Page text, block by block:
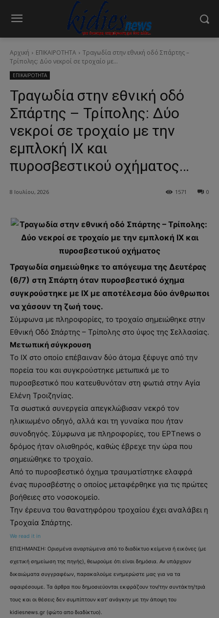
Αρχική ΕΠΙΚΑΙΡΟΤΗΤΑ
Τραγωδία στην εθνική οδό Σπάρτης –
Τρίπολης: Δύο νεκροί σε τροχαίο με...
ΕΠΙΚΑΙΡΟΤΗΤΑ
Τραγωδία στην εθνική οδό
Σπάρτης – Τρίπολης: Δύο
νεκροί σε τροχαίο με την
εμπλοκή ΙΧ και
πυροσβεστικού οχήματος…
8 Ιουλίου, 2026 0
1571
Τραγωδία σημειώθηκε το απόγευμα της Δευτέρας
(6/7) στη Σπάρτη όταν πυροσβεστικό όχημα
συγκρούστηκε με ΙΧ με αποτέλεσμα δύο άνθρωποι
να χάσουν τη ζωή τους.
Σύμφωνα με πληροφορίες, το τροχαίο σημειώθηκε στην
Εθνική Οδό Σπάρτης – Τρίπολης στο ύψος της Σελλασίας.
Μετωπική σύγκρουση
Το ΙΧ στο οποίο επέβαιναν δύο άτομα ξέφυγε από την
πορεία του και συγκρούστηκε μετωπικά με το
πυροσβεστικό που κατευθυνόταν στη φωτιά στην Αγία
Ελένη Τροιζηνίας.
Τα σωστικά συνεργεία απεγκλώβισαν νεκρό τον
ηλικιωμένο οδηγό, αλλά και τη γυναίκα που ήταν
συνοδηγός. Σύμφωνα με πληροφορίες, του ΕΡΤnews ο
δρόμος ήταν ολισθηρός, καθώς έβρεχε την ώρα που
σημειώθηκε το τροχαίο.
Από το πυροσβεστικό όχημα τραυματίστηκε ελαφρά
ένας πυροσβέστης ο οποίος μεταφέρθηκε για τις πρώτες
βοήθειες στο νοσοκομείο.
Την έρευνα του θανατηφόρου τροχαίου έχει αναλάβει η
Τροχαία Σπάρτης.
We read it in
ΕΠΙΣΗΜΑΝΣΗ: Ορισμένα αναρτώμενα από το διαδίκτυο κείμενα ή εικόνες (με
σχετική σημείωση της πηγής), θεωρούμε ότι είναι δημόσια. Αν υπάρχουν
δικαιώματα συγγραφέων, παρακαλούμε ενημερώστε μας για να τα
αφαιρέσουμε. Τα άρθρα που δημοσιεύονται εκφράζουν τον/την συντάκτη/τριά
τους και οι θέσεις δεν συμπίπτουν κατ’ ανάγκην με την άποψη του
kidiesnews.gr (φώτο απο διαδίκτυο).